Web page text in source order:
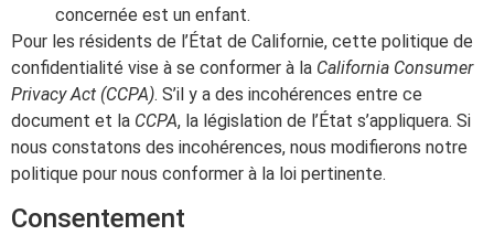
concernée est un enfant.
Pour les résidents de l’État de Californie, cette politique de
confidentialité vise à se conformer à la California Consumer
Privacy Act (CCPA). S’il y a des incohérences entre ce
document et la CCPA, la législation de l’État s’appliquera. Si
nous constatons des incohérences, nous modifierons notre
politique pour nous conformer à la loi pertinente.
Consentement